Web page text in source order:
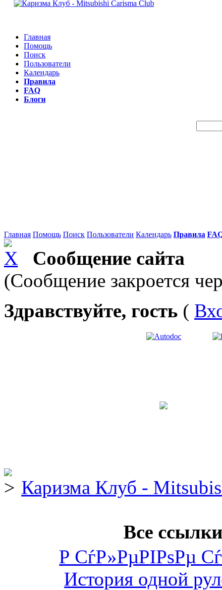
Главная
Помощь
Поиск
Пользователи
Календарь
Правила
FAQ
Блоги
Главная Помощь Поиск Пользователи Календарь Правила
Сообщение сайта
(Сообщение закроется
Здравствуйте, гость (
Каризма Клуб -
Все
Р СѓР»РµРІРѕРµ
История одной